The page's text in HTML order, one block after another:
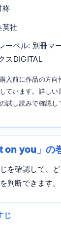
柊
英社
ーベル: 別冊マ
スDIGITAL
入前に作品の方向
ています。詳しい
試し読みで確認し
on you」の
を確認して、
判断できます。
じ